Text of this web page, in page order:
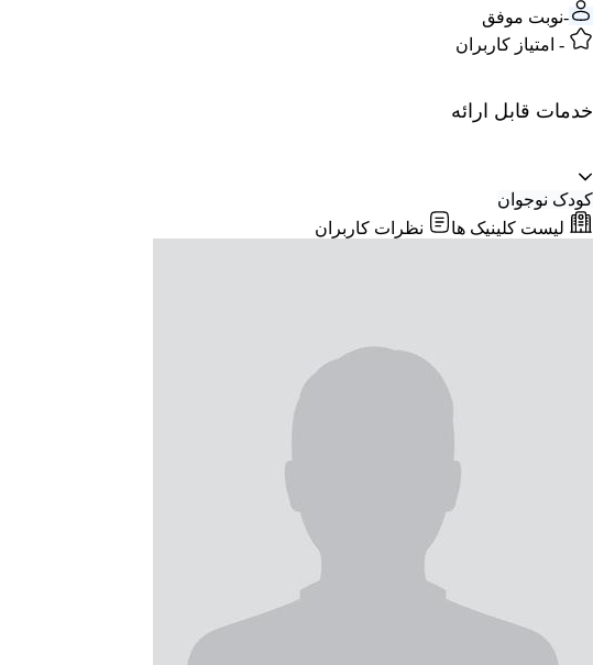
-نوبت موفق
- امتیاز کاربران
خدمات قابل ارائه
کودک نوجوان
لیست کلینیک ها
نظرات کاربران